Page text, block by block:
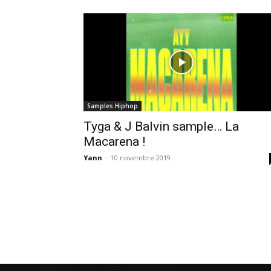
Samples Hiphop
Tyga & J Balvin sample… La
Macarena !
Yann - 10 novembre 2019